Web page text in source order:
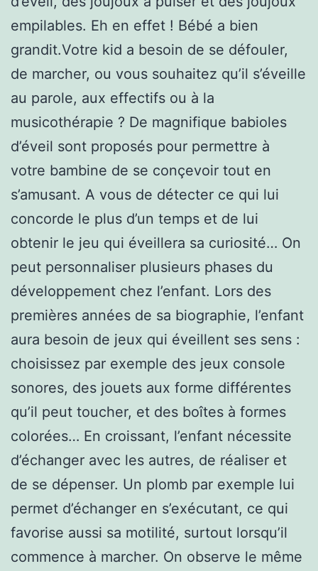
empilables. Eh en effet ! Bébé a bien
grandit.Votre kid a besoin de se défouler,
de marcher, ou vous souhaitez qu’il s’éveille
au parole, aux effectifs ou à la
musicothérapie ? De magnifique babioles
d’éveil sont proposés pour permettre à
votre bambine de se conçevoir tout en
s’amusant. A vous de détecter ce qui lui
concorde le plus d’un temps et de lui
obtenir le jeu qui éveillera sa curiosité… On
peut personnaliser plusieurs phases du
développement chez l’enfant. Lors des
premières années de sa biographie, l’enfant
aura besoin de jeux qui éveillent ses sens :
choisissez par exemple des jeux console
sonores, des jouets aux forme différentes
qu’il peut toucher, et des boîtes à formes
colorées… En croissant, l’enfant nécessite
d’échanger avec les autres, de réaliser et
de se dépenser. Un plomb par exemple lui
permet d’échanger en s’exécutant, ce qui
favorise aussi sa motilité, surtout lorsqu’il
commence à marcher. On observe le même